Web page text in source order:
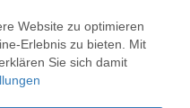
Website zu optimieren
Erlebnis zu bieten. Mit
Sie sich damit